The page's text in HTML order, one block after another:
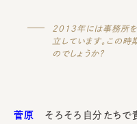
2013年には事務所を
立しています。この時
のでしょうか？
菅原
そろそろ自分たちで